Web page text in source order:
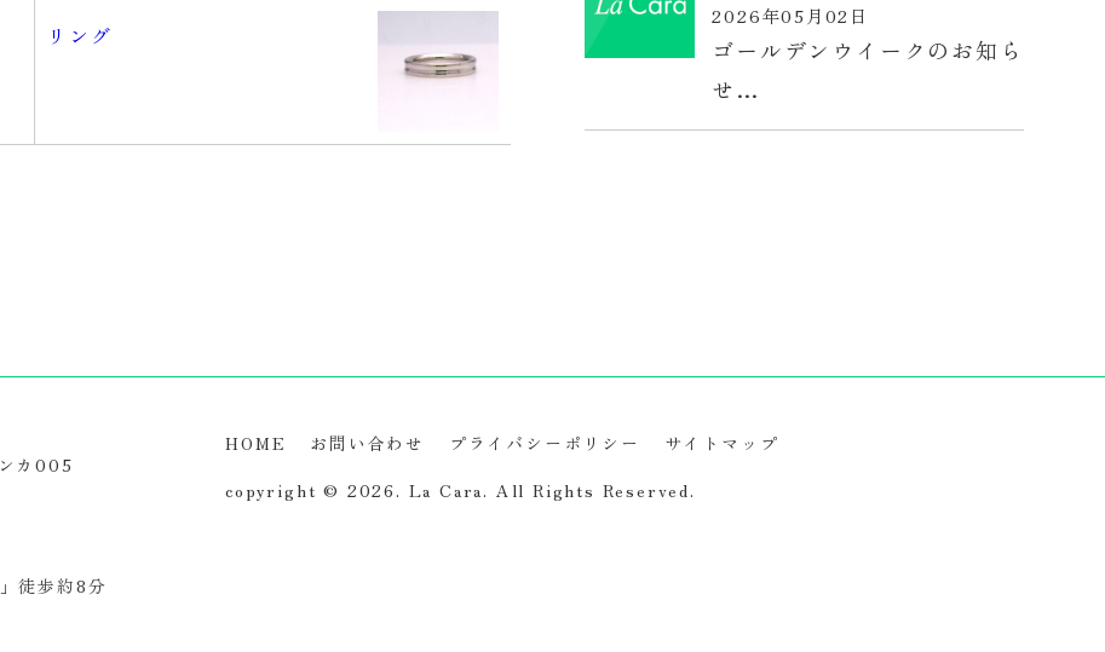
リング
2026年05月02日
ゴールデンウイークのお知ら
せ…
カ005
徒歩約8分
HOME お問い合わせ プライバシーポリシー
サイトマップ
copyright © 2026. La Cara. All Rights Reserved.